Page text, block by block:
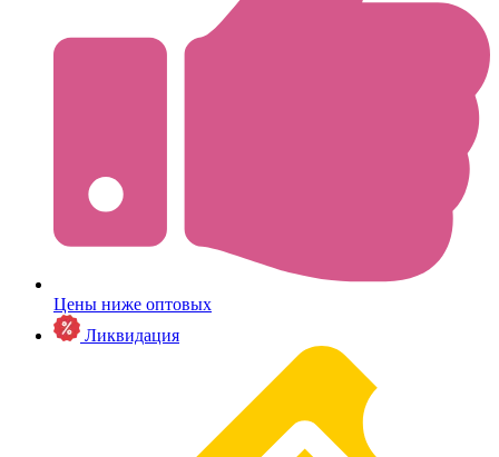
Цены ниже оптовых
Ликвидация